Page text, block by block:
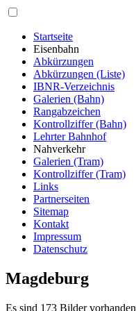
Startseite
Eisenbahn
Abkürzungen
Abkürzungen (Liste)
IBNR-Verzeichnis
Galerien (Bahn)
Rangabzeichen
Kontrollziffer (Bahn)
Lehrter Bahnhof
Nahverkehr
Galerien (Tram)
Kontrollziffer (Tram)
Links
Partnerseiten
Sitemap
Kontakt
Impressum
Datenschutz
Magdeburg
Es sind 173 Bilder